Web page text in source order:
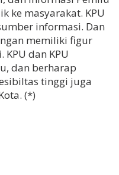
ke masyarakat. KPU
informasi. Dan
memiliki figur
dan KPU
dan berharap
tinggi juga
(*)